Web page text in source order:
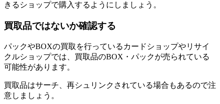
きるショップで購入するようにしましょう。
買取品ではないか確認する
パックやBOXの買取を行っているカードショップやリサイ
クルショップでは、買取品のBOX・パックが売られている
可能性があります。
買取品はサーチ、再シュリンクされている場合もあるので注
意しましょう。